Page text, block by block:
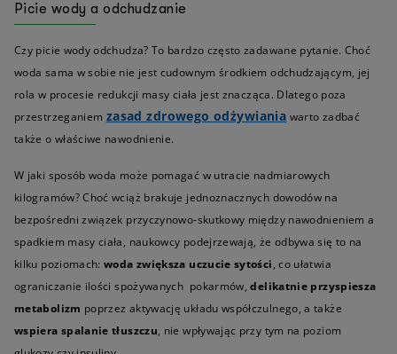
Picie wody a odchudzanie
Czy picie wody odchudza? To bardzo często zadawane pytanie. Choć
woda sama w sobie nie jest cudownym środkiem odchudzającym, jej
rola w procesie redukcji masy ciała jest znacząca. Dlatego poza
przestrzeganiem zasad zdrowego odżywiania warto zadbać
także o właściwe nawodnienie.
W jaki sposób woda może pomagać w utracie nadmiarowych
kilogramów? Choć wciąż brakuje jednoznacznych dowodów na
bezpośredni związek przyczynowo-skutkowy między nawodnieniem a
spadkiem masy ciała, naukowcy podejrzewają, że odbywa się to na
kilku poziomach: woda zwiększa uczucie sytości, co ułatwia
ograniczanie ilości spożywanych pokarmów,delikatnie przyspiesza
metabolizm poprzez aktywację układu współczulnego, a także
wspiera spalanie tłuszczu, nie wpływając przy tym na poziom